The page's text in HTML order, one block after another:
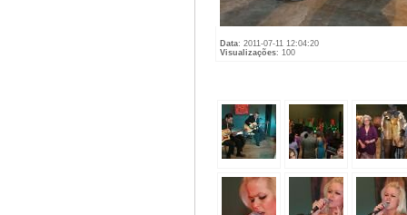
Data: 2011-07-11 12:04:20
Visualizações: 100